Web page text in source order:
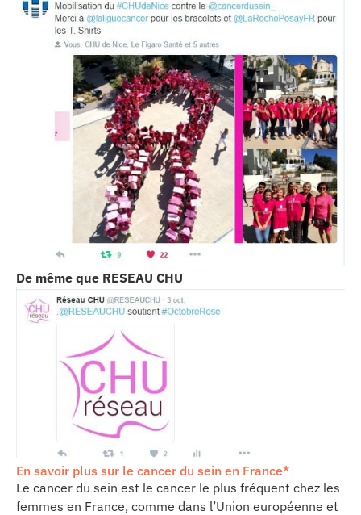
De même que RESEAU CHU
En savoir plus sur le cancer du sein en France*
Le cancer du sein est le cancer le plus fréquent chez les
femmes en France, comme dans l’Union européenne et